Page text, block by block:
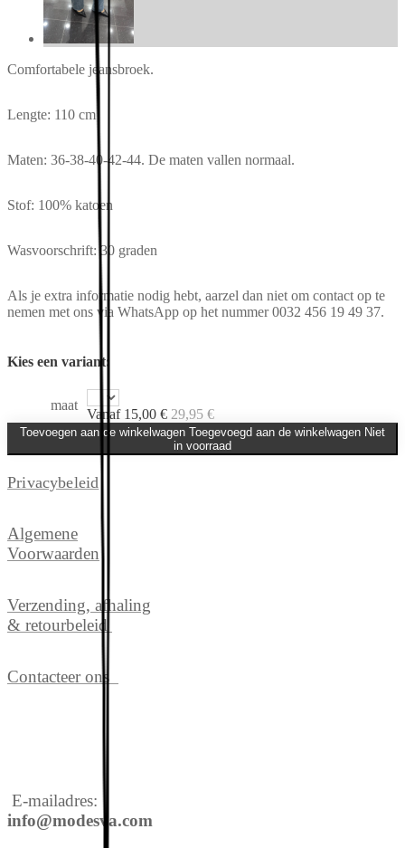
Comfortabele jeansbroek.
Lengte: 110 cm
Maten: 36-38-40-42-44. De maten vallen normaal.
Stof: 100% katoen
Wasvoorschrift: 30 graden
Als je extra informatie nodig hebt, aarzel dan niet om contact op te
nemen met ons via WhatsApp op het nummer 0032 456 19 49 37.
Kies een variant:
maat
Vanaf 15,00€ 29,95€
Toevoegen aan de winkelwagen Toegevoegd aan de winkelwagen Niet
in voorraad
Privacybeleid
Algemene
Voorwaarden
Verzending, afhaling
& retourbeleid
Contacteer ons
E-mailadres:
info@modesva.com